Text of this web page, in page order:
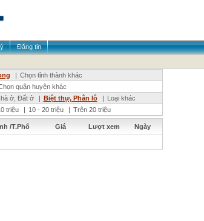
Đăng tin
| Chọn tỉnh thành khác
quận huyện khác
ở, Đất ở | Biệt thự, Phân lô | Loại khác
triệu | 10 - 20 triệu | Trên 20 triệu
/T.Phố Giá Lượt xem Ngày